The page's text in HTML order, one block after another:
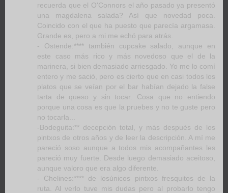
recuerda que el O'Connors el año pasado ya presentó
una magdalena salada? Así que novedad poca.
Coincido con el que ha puesto que parecía argamasa.
Grande es, pero a mi me echó para atrás.
- Ostende:**** también cupcake salado, aunque en
este caso más rico y más novedoso que el de la
marinera, si bien demasiado arriesgado. Yo me lo comí
entero y me sació, pero es cierto que en casi todos los
platos que se veían por el bar habían dejado la false
tarta de queso y sin tocar. Cosa que no entiendo
porque una cosa es que la pruebes y no te guste pero
no tocarla...
-Bodeguita:** decepción total, y más después de los
pintxos de otros años y de leer la descripción. A mí me
pareció soso aunque a todos mis acompañantes les
pareció muy fuerte. Desde luego demasiado aceitoso,
aunque valoro que era algo diferente.
- Chelines:**** de losúnicos pintxos fresquitos de la
ruta. Al verlo tuve mis dudas pero al probarlo tengo